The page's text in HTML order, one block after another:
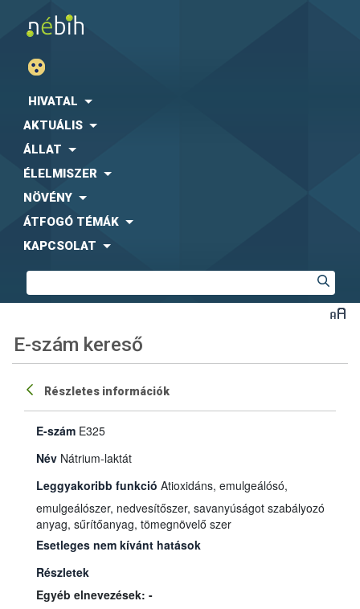
HIVATAL
AKTUÁLIS
ÁLLAT
ÉLELMISZER
NÖVÉNY
ÁTFOGÓ TÉMÁK
KAPCSOLAT
E-szám kereső
Részletes információk
E-szám E325
Név Nátrium-laktát
Leggyakoribb funkció
emulgeálószer, nedvesítőszer, savanyúságot szabályozó
anyag, sűrítőanyag, tömegnövelő szer
Esetleges nem kívánt hatások
Részletek
Egyéb elnevezések: -